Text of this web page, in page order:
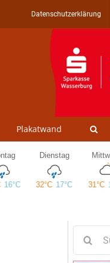
Datenschutzerklärung
Plakatwand
nach: